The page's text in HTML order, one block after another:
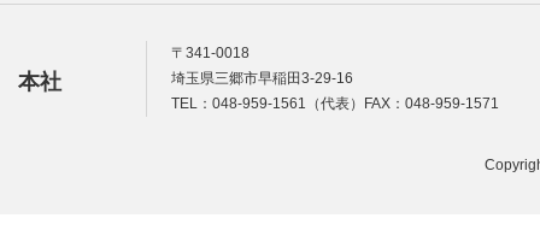
本社
〒341-0018
埼玉県三郷市早稲田3-29-16
TEL：048-959-1561（代表）FAX：048-959-1571